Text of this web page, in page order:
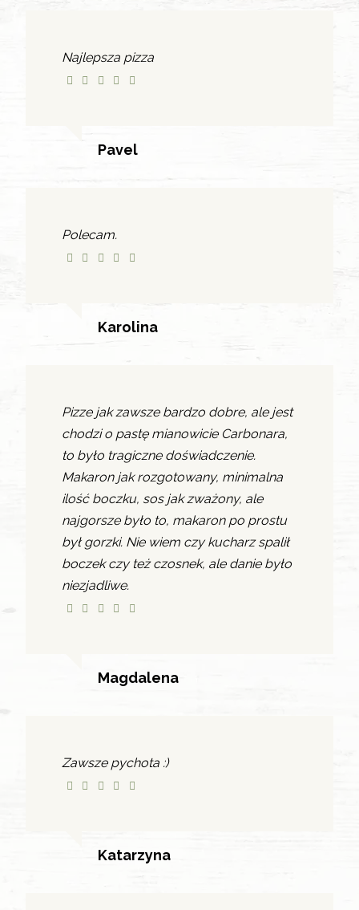
Najlepsza pizza
Pavel
Polecam.
Karolina
Pizze jak zawsze bardzo dobre, ale jest
chodzi o pastę mianowicie Carbonara,
to było tragiczne doświadczenie.
Makaron jak rozgotowany, minimalna
ilość boczku, sos jak zważony, ale
najgorsze było to, makaron po prostu
był gorzki. Nie wiem czy kucharz spalił
boczek czy też czosnek, ale danie było
niezjadliwe.
Magdalena
Zawsze pychota :)
Katarzyna